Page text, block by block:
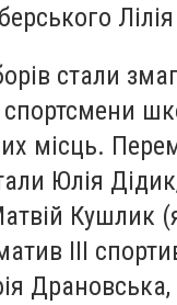
стали
місць.
Юлія
Кушлик
ІІІ